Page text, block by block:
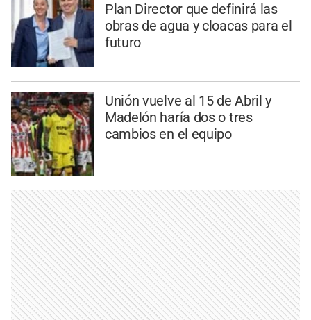
Plan Director que definirá las
obras de agua y cloacas para el
futuro
Unión vuelve al 15 de Abril y
Madelón haría dos o tres
cambios en el equipo